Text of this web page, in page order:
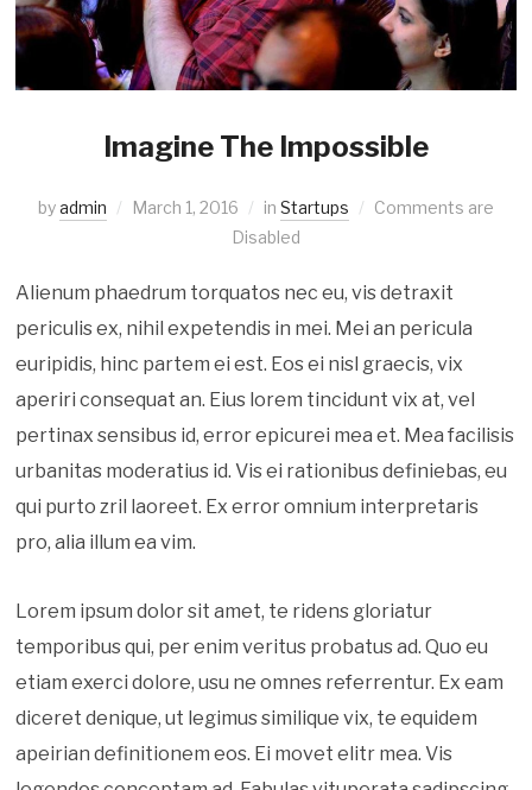
Imagine The Impossible
byadmin March 1, 2016 in Startups
Comments are
Disabled
Alienum phaedrum torquatos nec eu, vis detraxit
periculis ex, nihil expetendis in mei. Mei an pericula
euripidis, hinc partem ei est. Eos ei nisl graecis, vix
aperiri consequat an. Eius lorem tincidunt vix at, vel
pertinax sensibus id, error epicurei mea et. Mea facilisis
urbanitas moderatius id. Vis ei rationibus definiebas, eu
qui purto zril laoreet. Ex error omnium interpretaris
pro, alia illum ea vim.
Lorem ipsum dolor sit amet, te ridens gloriatur
temporibus qui, per enim veritus probatus ad. Quo eu
etiam exerci dolore, usu ne omnes referrentur. Ex eam
diceret denique, ut legimus similique vix, te equidem
apeirian definitionem eos. Ei movet elitr mea. Vis